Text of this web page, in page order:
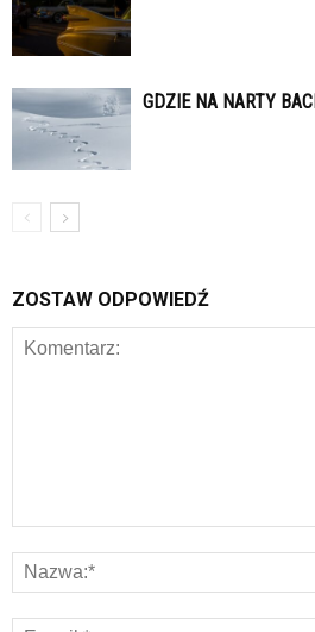
GDZIE NA NARTY
ZOSTAW ODPOWIEDŹ